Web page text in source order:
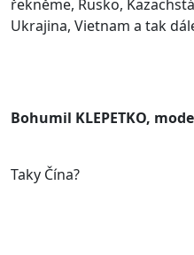
řekněme, Rusko,
Ukrajina, Vietnam a tak
Bohumil KLEPETKO,
Taky Čína?